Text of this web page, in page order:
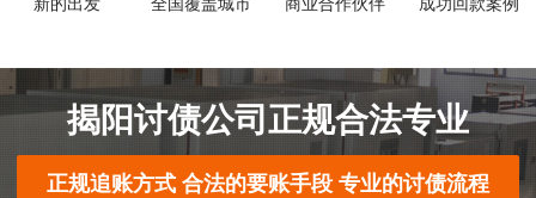
新的出发 全国覆盖城市 商业合作伙伴 成功回款案例
揭阳讨债公司正规合法专业
正规追账方式 合法的要账手段 专业的讨债流程